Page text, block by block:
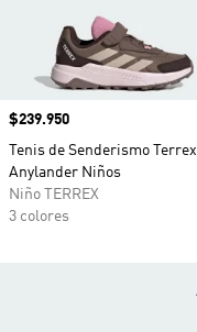
Precio
$239.950
Tenis de Senderismo Terrex
Anylander Niños
Niño TERREX
3 colores